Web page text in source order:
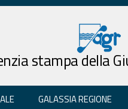
stampa della
GALASSIA REGIONE